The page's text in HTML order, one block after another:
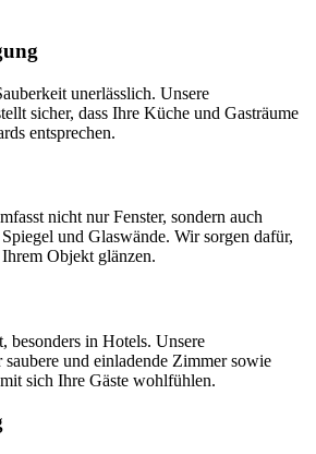
unerlässlich. Unsere
sicher, dass Ihre Küche und Gasträume
entsprechen.
nicht nur Fenster, sondern auch
und Glaswände. Wir sorgen dafür,
Objekt glänzen.
besonders in Hotels. Unsere
saubere und einladende Zimmer sowie
sich Ihre Gäste wohlfühlen.